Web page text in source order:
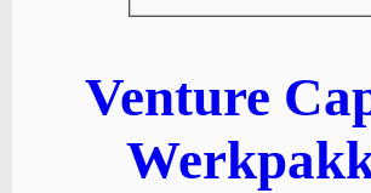
Venture